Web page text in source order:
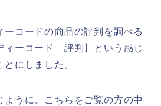
ーコードの商品の評判を調べる
ィーコード 評判】という感じ
にしました。
ように、こちらをご覧の方の中